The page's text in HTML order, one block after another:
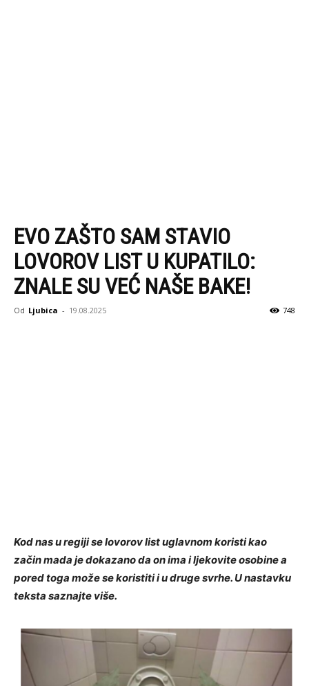
EVO ZAŠTO SAM STAVIO
LOVOROV LIST U KUPATILO:
ZNALE SU VEĆ NAŠE BAKE!
Od Ljubica - 19.08.2025 748
Kod nas u regiji se lovorov list uglavnom koristi kao
začin mada je dokazano da on ima i ljekovite osobine a
pored toga može se koristiti i u druge svrhe. U nastavku
teksta saznajte više.